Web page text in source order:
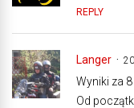
REPLY
Langer
Wyniki za
Od